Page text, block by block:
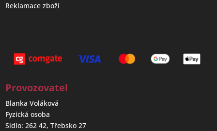
Reklamace zboží
Provozovatel
Blanka Voláková
Fyzická osoba
Sídlo: 262 42, Třebsko 27